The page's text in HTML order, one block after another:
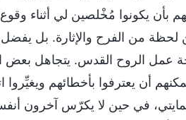
بأن يكونوا مُخْلصين لي أثناء
من الفرح والإثارة. بل
عمل الروح القدس. يتجاهل بعض
أن يعترفوا بأخطائهم
في حين لا يكرّس آخرون